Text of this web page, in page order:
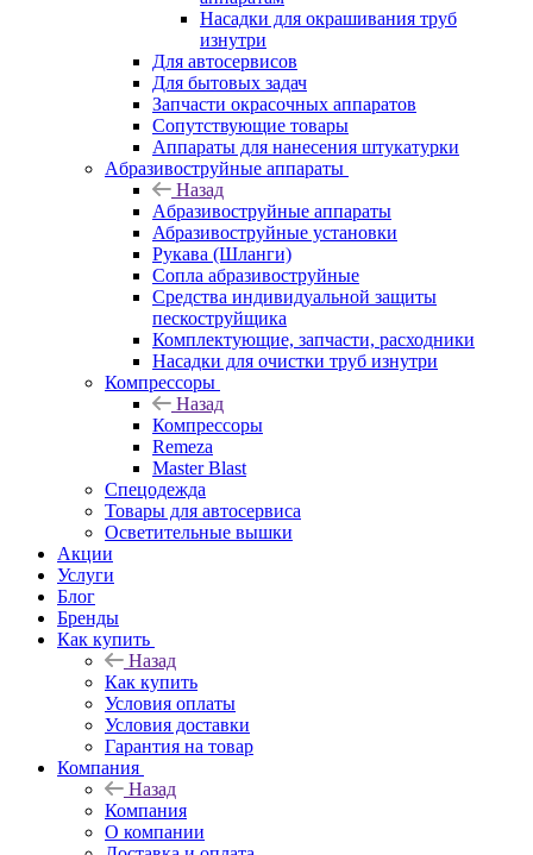
Насадки для окрашивания труб
изнутри
Для автосервисов
Для бытовых задач
Запчасти окрасочных аппаратов
Сопутствующие товары
Аппараты для нанесения штукатурки
Aбразивоструйные аппараты
Назад
Aбразивоструйные аппараты
Абразивоструйные установки
Рукава (Шланги)
Сопла абразивоструйные
Средства индивидуальной защиты
пескоструйщика
Комплектующие, запчасти, расходники
Насадки для очистки труб изнутри
Компрессоры
Назад
Компрессоры
Remeza
Master Blast
Спецодежда
Товары для автосервиса
Осветительные вышки
Акции
Услуги
Блог
Бренды
Как купить
Назад
Как купить
Условия оплаты
Условия доставки
Гарантия на товар
Компания
Назад
Компания
О компании